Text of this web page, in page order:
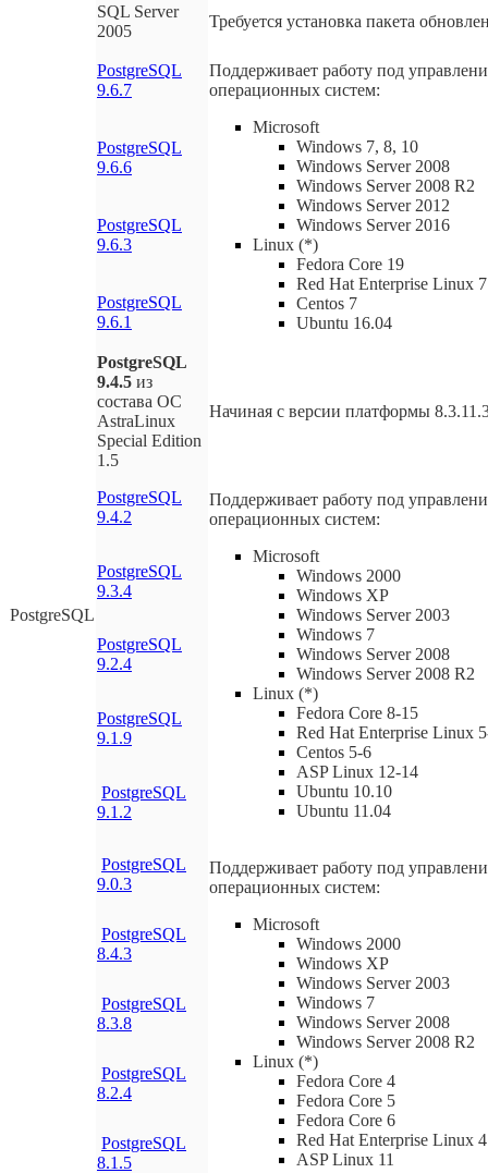
SQL Server
2005
Требуется установка пакета
PostgreSQL
PostgreSQL
9.6.7
Поддерживает работу под
операционных систем:
Microsoft
Windows 7, 8, 10
Windows Server 2008
Windows Server 2008 R2
Windows Server 2012
Windows Server 2016
Linux (*)
Fedora Core 19
Red Hat Enterprise Linux 7
Centos 7
Ubuntu 16.04
PostgreSQL
9.6.6
PostgreSQL
9.6.3
PostgreSQL
9.6.1
PostgreSQL
9.4.5 из
состава ОС
AstraLinux
Special Edition
1.5
Начиная с версии платформы
PostgreSQL
9.4.2
Поддерживает работу под
операционных систем:
Microsoft
Windows 2000
Windows XP
Windows Server 2003
Windows 7
Windows Server 2008
Windows Server 2008 R2
Linux (*)
Fedora Core 8-15
Red Hat Enterprise Linux
Centos 5-6
ASP Linux 12-14
Ubuntu 10.10
Ubuntu 11.04
PostgreSQL
9.3.4
PostgreSQL
9.2.4
PostgreSQL
9.1.9
PostgreSQL
9.1.2
PostgreSQL
9.0.3
Поддерживает работу под
операционных систем:
Microsoft
Windows 2000
Windows XP
Windows Server 2003
Windows 7
Windows Server 2008
Windows Server 2008 R2
Linux (*)
Fedora Core 4
Fedora Core 5
Fedora Core 6
Red Hat Enterprise Linux
ASP Linux 11
PostgreSQL
8.4.3
PostgreSQL
8.3.8
PostgreSQL
8.2.4
PostgreSQL
8.1.5